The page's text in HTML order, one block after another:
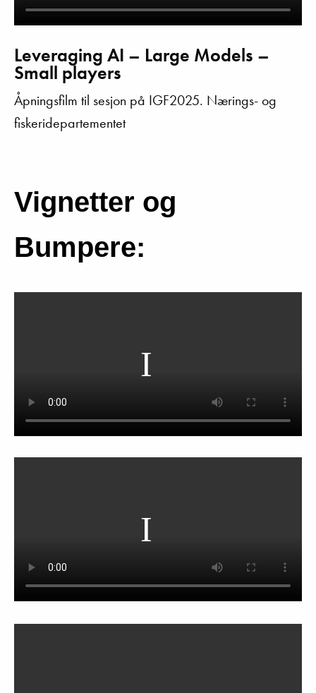
Leveraging AI – Large Models –
Small players
Åpningsfilm til sesjon på IGF2025. Nærings- og
fiskeridepartementet
Vignetter og
Bumpere: